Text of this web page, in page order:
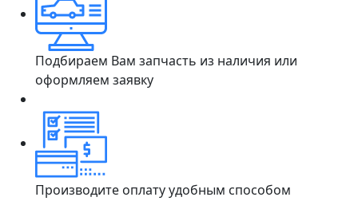
Подбираем Вам запчасть из наличия или
оформляем заявку
Производите оплату удобным способом